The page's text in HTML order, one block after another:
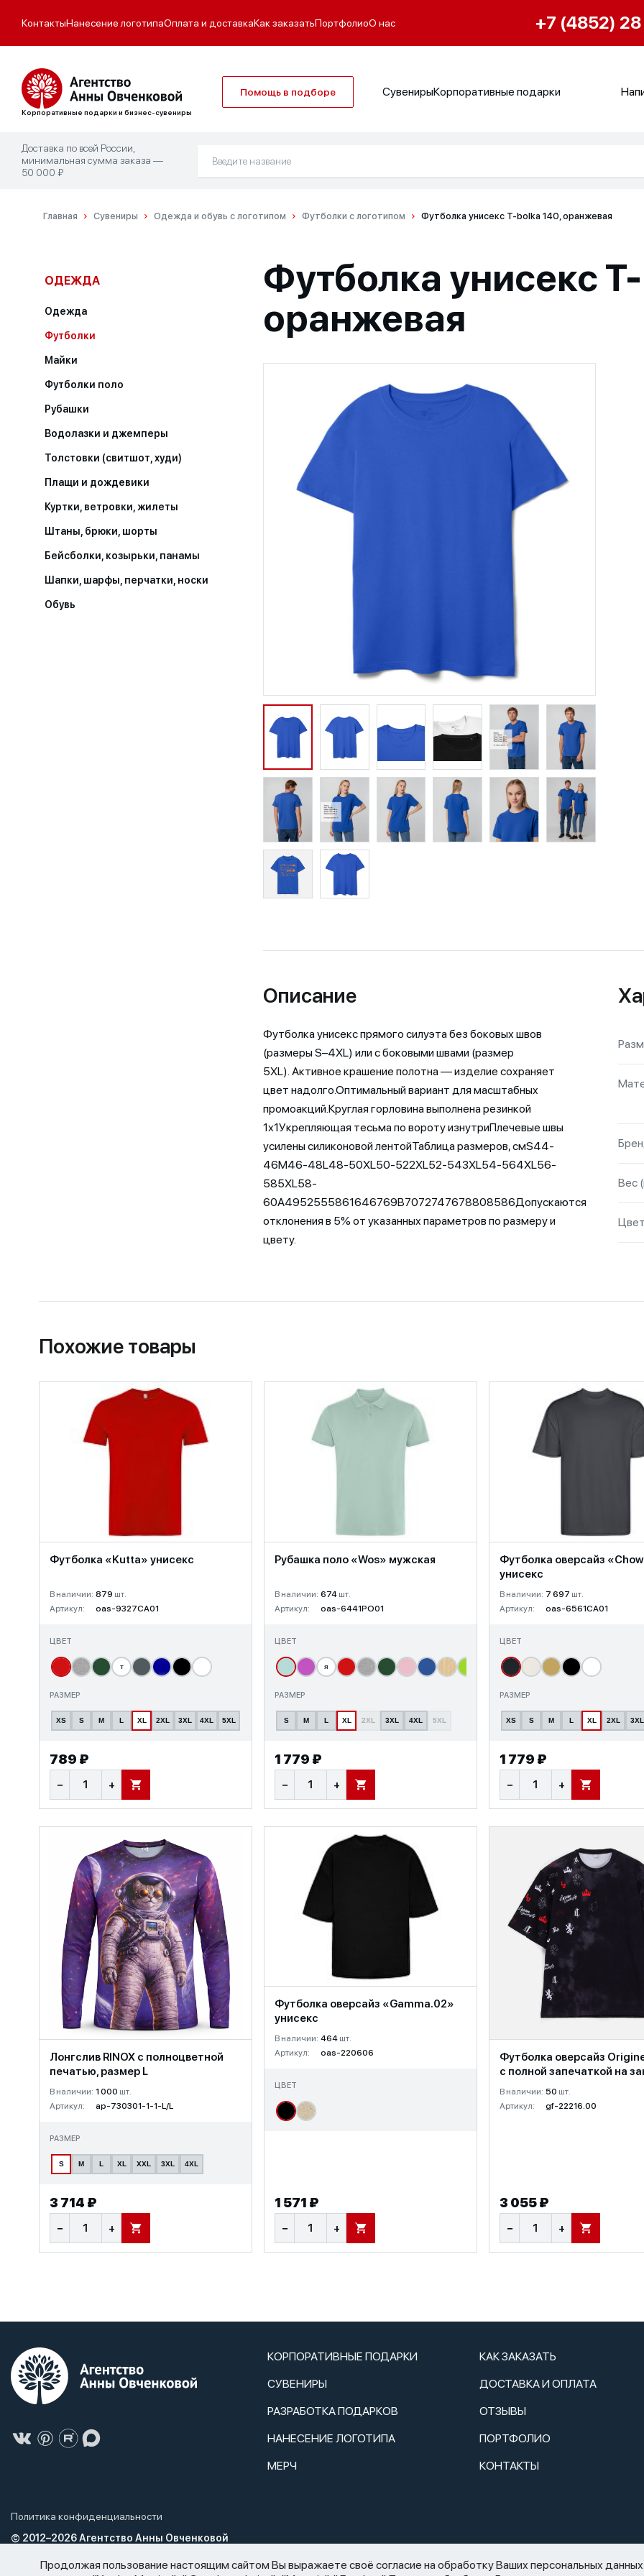
КонтактыНанесение логотипаОплата и доставкаКак заказатьПортфолиоО нас +7 (4852)
Корпоративные подарки и бизнес-сувениры
Помощь в подборе СувенирыКорпоративные подарки
Доставка по всей России,
минимальная сумма заказа —
50 000 ₽
Главная Сувениры Одежда и обувь с логотипом Футболки с логотипом Футболка унисекс T-bolka 140, оранжевая
ОДЕЖДА
Одежда
Футболки
Майки
Футболки поло
Рубашки
Водолазки и джемперы
Толстовки (свитшот, худи)
Плащи и дождевики
Куртки, ветровки, жилеты
Штаны, брюки, шорты
Бейсболки, козырьки, панамы
Шапки, шарфы, перчатки, носки
Обувь
Футболка унисекс
оранжевая
Описание
Футболка унисекс прямого силуэта без боковых швов
(размеры S–4XL) или с боковыми швами (размер
5XL). Активное крашение полотна — изделие сохраняет
цвет надолго.Оптимальный вариант для масштабных
промоакций.Круглая горловина выполнена резинкой
1х1Укрепляющая тесьма по вороту изнутриПлечевые швы
усилены силиконовой лентойТаблица размеров, смS44-
46M46-48L48-50XL50-522XL52-543XL54-564XL56-
585XL58-
60A4952555861646769B7072747678808586Допускаются
отклонения в 5% от указанных параметров по размеру и
цвету.
Вес
Похожие товары
Футболка «Kutta» унисекс
В наличии: 879 шт.
Артикул:
oas-9327CA01
ЦВЕТ
т
РАЗМЕР
XS S M L XL 2XL 3XL 4XL 5XL
789 ₽
− + В КОРЗИНУ
Рубашка поло «Wos» мужская
В наличии: 674 шт.
Артикул:
oas-6441PO01
ЦВЕТ
я
РАЗМЕР
S M L XL 2XL 3XL 4XL 5XL
1 779 ₽
− + В КОРЗИНУ
Футболка оверсайз
унисекс
В наличии: 7 697 шт.
Артикул:
oas-6561CA01
ЦВЕТ
РАЗМЕР
XS S M L XL 2XL 3XL
1 779 ₽
− + В КОРЗИНУ
Лонгслив RINOX с полноцветной
печатью, размер L
В наличии: 1 000 шт.
Артикул:
ap-730301-1-1-L/L
РАЗМЕР
S M L XL XXL 3XL 4XL
3 714 ₽
− + В КОРЗИНУ
Футболка оверсайз «Gamma.02»
унисекс
В наличии: 464 шт.
Артикул:
oas-220606
ЦВЕТ
1 571 ₽
− + В КОРЗИНУ
Футболка оверсайз
с полной запечаткой на
В наличии: 50 шт.
Артикул:
gf-22216.00
3 055 ₽
− + В КОРЗИНУ
КОРПОРАТИВНЫЕ ПОДАРКИ
СУВЕНИРЫ
РАЗРАБОТКА ПОДАРКОВ
НАНЕСЕНИЕ ЛОГОТИПА
МЕРЧ
КАК ЗАКАЗАТЬ
ДОСТАВКА И ОПЛАТА
ОТЗЫВЫ
ПОРТФОЛИО
КОНТАКТЫ
Политика конфиденциальности
© 2012–2026 Агентство Анны Овченковой
Агентство Анны Овченковой не нарушает Федеральный закон от 22.11.1995 N 171-ФЗ «О государственном регулировании
спиртосодержащей продукции и об ограничении потребления (распития) алкогольной продукции»: мы не осуществляем
Продолжая пользование настоящим сайтом Вы выражаете своё согласие на обработку Ваших персональных